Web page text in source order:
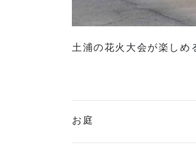
土浦の花火大会が楽しめ
お庭